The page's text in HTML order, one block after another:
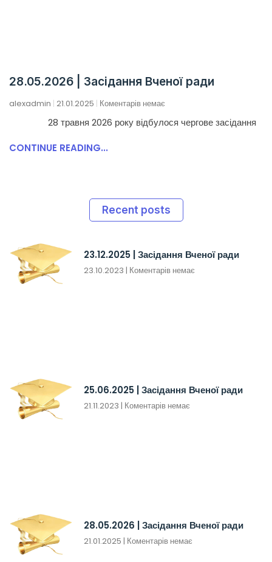
28.05.2026 | Засідання Вченої ради
alexadmin 21.01.2025 Коментарів немає
28 травня 2026 року відбулося чергове засідання
CONTINUE READING...
Recent posts
23.12.2025 | Засідання Вченої ради
23.10.2023 Коментарів немає
25.06.2025 | Засідання Вченої ради
21.11.2023 Коментарів немає
28.05.2026 | Засідання Вченої ради
21.01.2025 Коментарів немає